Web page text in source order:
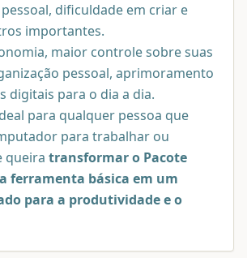
dificuldade em criar e
importantes.
maior controle sobre suas
pessoal, aprimoramento
digitais para o dia a dia.
para qualquer pessoa que
para trabalhar ou
queira transformar o Pacote
ferramenta básica em um
para a produtividade e o